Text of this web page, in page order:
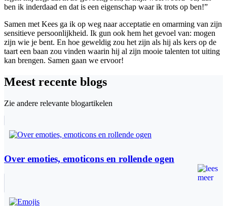
ben ik inderdaad en dat is een eigenschap waar ik trots op ben!”
Samen met Kees ga ik op weg naar acceptatie en omarming van zijn
sensitieve persoonlijkheid. Ik gun ook hem het gevoel van: mogen
zijn wie je bent. En hoe geweldig zou het zijn als hij als kers op de
taart een baan zou vinden waarin hij al zijn mooie talenten tot uiting
kan brengen. Samen gaan we ervoor!
Meest recente blogs
Zie andere relevante blogartikelen
Over emoties, emoticons en rollende ogen